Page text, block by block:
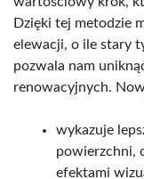
Dzięki tej metodzie
elewacji, o ile stary
pozwala nam
renowacyjnych.
wykazuje
powierzchni,
efektami